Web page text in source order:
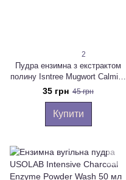
2
Пудра ензимна з екстрактом
полину Isntree Mugwort Calming
Powder Wash 1 г
35 грн 45 грн
Купити